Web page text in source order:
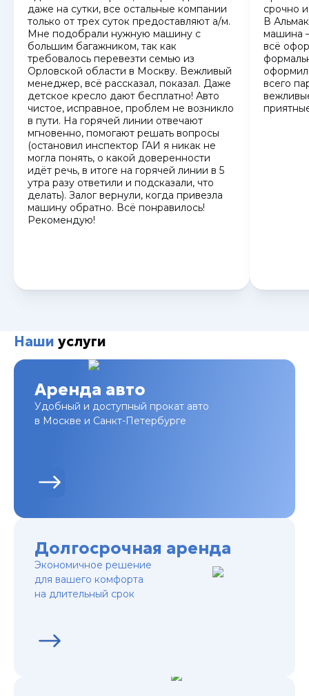
даже на сутки, все остальные компании
только от трех суток предоставляют а/м.
Мне подобрали нужную машину с
большим багажником, так как
требовалось перевезти семью из
Орловской области в Москву. Вежливый
менеджер, всё рассказал, показал. Даже
детское кресло дают бесплатно! Авто
чистое, исправное, проблем не возникло
в пути. На горячей линии отвечают
мгновенно, помогают решать вопросы
(остановил инспектор ГАИ я никак не
могла понять, о какой доверенности
идёт речь, в итоге на горячей линии в 5
утра разу ответили и подсказали, что
делать). Залог вернули, когда привезла
машину обратно. Всё понравилось!
Рекомендую!
срочно
В
машина
всё
всего
Наши услуги
Аренда авто
Удобный и доступный прокат авто
в Москве и Санкт-Петербурге
Долгосрочная аренда
Экономичное решение
для вашего комфорта
на длительный срок